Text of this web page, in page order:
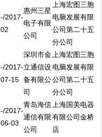
-/2017-
02
惠州三星
电子有限
公司
上海宏图三胞
电脑发展有限
公司第二十五
分公司
-/2017-
07-15
深圳市金
立通信设
备有限公
司
上海宏图三胞
电脑发展有限
公司第二十五
分公司
-/2017-
06-03
青岛海信
通信有限
公司
上海国美电器
有限公司金桥
店